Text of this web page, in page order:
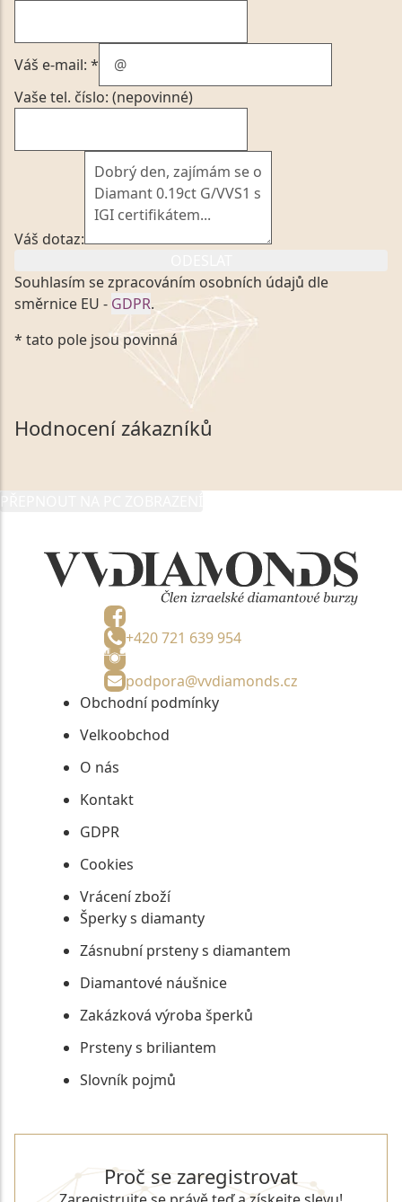
Váš e-mail: *
Vaše tel. číslo: (nepovinné)
Váš dotaz:
Souhlasím se zpracováním osobních údajů dle
směrnice EU - GDPR.
Kliknutím na výše uvedený odkaz, v souladu se
zákonem č. 101/2000 Sb. v platném znění výslovně
souhlasím se zpracováním a uchováním veškerých
mých osobních údajů, které poskytuji prostřednictvím
společnosti VVDiamonds s.r.o., IČO: 05892481. Tyto
údaje poskytuji společnosti VVDiamonds s.r.o., IČO:
* tato pole jsou povinná
Hodnocení zákazníků
+420 721 639 954
podpora@vvdiamonds.cz
Obchodní podmínky
Velkoobchod
O nás
Kontakt
GDPR
Cookies
Vrácení zboží
Šperky s diamanty
Zásnubní prsteny s diamantem
Diamantové náušnice
Zakázková výroba šperků
Prsteny s briliantem
Slovník pojmů
Proč se zaregistrovat